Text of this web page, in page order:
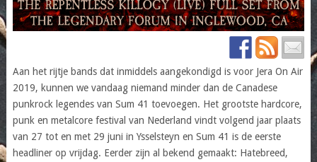
Aan het rijtje bands dat inmiddels aangekondigd is voor Jera On Air
2019, kunnen we vandaag niemand minder dan de Canadese
punkrock legendes van Sum 41 toevoegen. Het grootste hardcore,
punk en metalcore festival van Nederland vindt volgend jaar plaats
van 27 tot en met 29 juni in Ysselsteyn en Sum 41 is de eerste
headliner op vrijdag. Eerder zijn al bekend gemaakt: Hatebreed,